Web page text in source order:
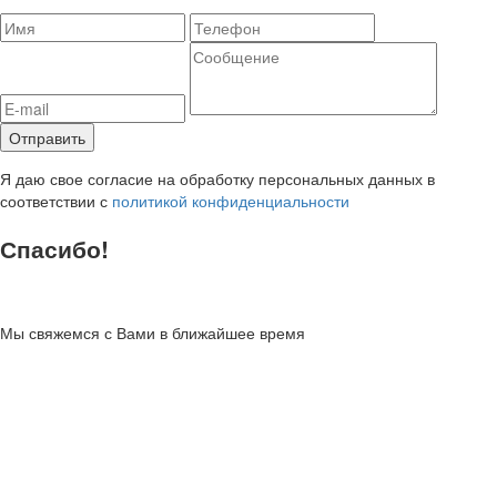
Я даю свое согласие на обработку персональных данных в
соответствии с политикой конфиденциальности
Спасибо!
Мы свяжемся с Вами в ближайшее время